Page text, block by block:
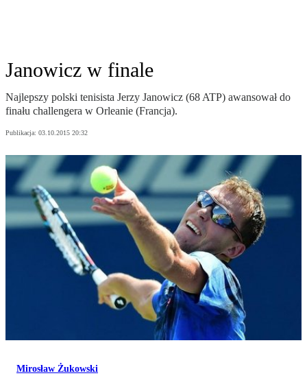
Janowicz w finale
Najlepszy polski tenisista Jerzy Janowicz (68 ATP) awansował do
finału challengera w Orleanie (Francja).
Publikacja: 03.10.2015 20:32
Mirosław Żukowski